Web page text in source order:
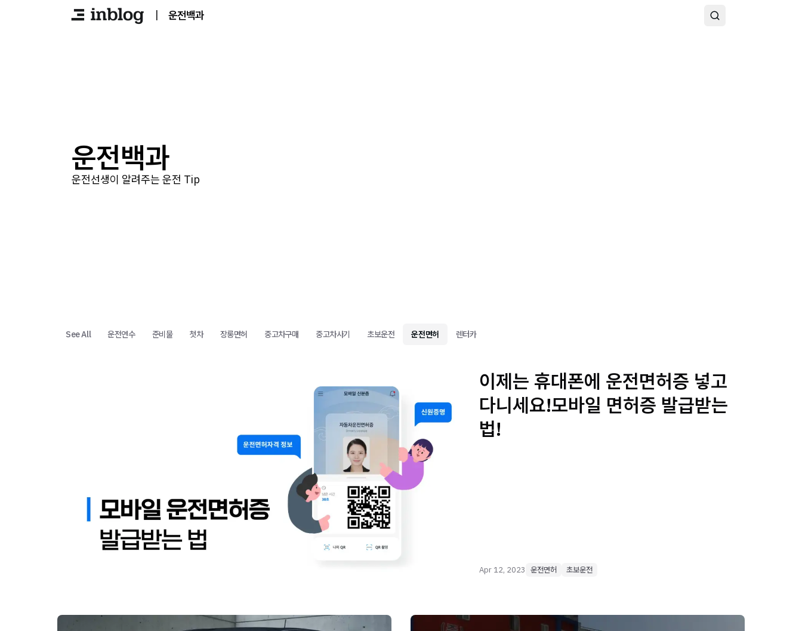
| 운전백과
운전백과
운전선생이 알려주는 운전 Tip
See All 운전연수 준비물 첫차 장롱면허 중고차구매 중고차사기 초보운전 운전면허 렌터카
이제는 휴대폰에 운전면허증 넣고
다니세요!모바일 면허증 발급받는
법!
Apr 12, 2023 운전면허 초보운전